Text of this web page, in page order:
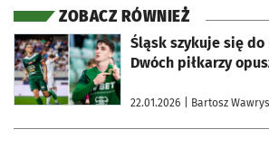
ZOBACZ RÓWNIEŻ
Śląsk szykuje się
Dwóch piłkarzy
22.01.2026 | Bartosz
otworzy się w nowej karcie